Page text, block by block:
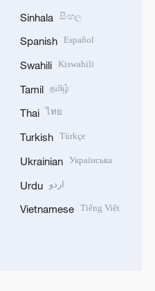
Sinhala සිංහල
Spanish Español
Swahili Kiswahili
Tamil தமிழ்
Thai ไทย
Turkish Türkçe
Ukrainian Українська
Urdu اردو
Vietnamese Tiếng Việt